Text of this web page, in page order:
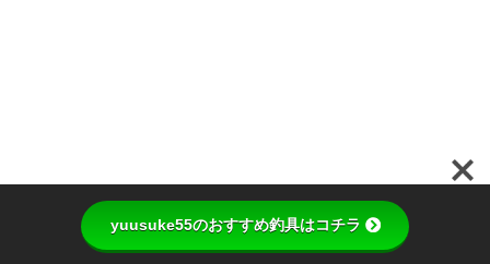
yuusuke55のおすすめ釣具はコチラ